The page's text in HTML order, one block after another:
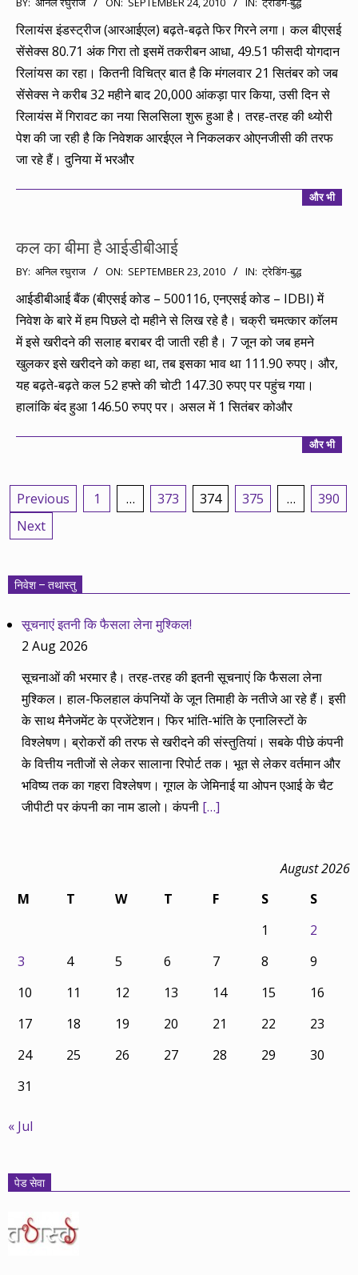
09-
24
BY: अनिल रघुराज ON: SEPTEMBER 24, 2010 IN: ट्रेडिंग-बुद्ध
रिलायंस इंडस्ट्रीज (आरआईएल) बढ़ते-बढ़ते फिर गिरने लगा। कल बीएसई
सेंसेक्स 80.71 अंक गिरा तो इसमें तकरीबन आधा, 49.51 फीसदी योगदान
रिलांयस का रहा। कितनी विचित्र बात है कि मंगलवार 21 सितंबर को जब
सेंसेक्स ने करीब 32 महीने बाद 20,000 आंकड़ा पार किया, उसी दिन से
रिलायंस में गिरावट का नया सिलसिला शुरू हुआ है। तरह-तरह की थ्योरी
पेश की जा रही है कि निवेशक आरईएल ने निकलकर ओएनजीसी की तरफ
जा रहे हैं। दुनिया में भरऔर
और भी
कल का बीमा है आईडीबीआई
2010-
09-
23
BY: अनिल रघुराज ON: SEPTEMBER 23, 2010 IN: ट्रेडिंग-बुद्ध
आईडीबीआई बैंक (बीएसई कोड – 500116, एनएसई कोड – IDBI) में
निवेश के बारे में हम पिछले दो महीने से लिख रहे है। चक्री चमत्कार कॉलम
में इसे खरीदने की सलाह बराबर दी जाती रही है। 7 जून को जब हमने
खुलकर इसे खरीदने को कहा था, तब इसका भाव था 111.90 रुपए। और,
यह बढ़ते-बढ़ते कल 52 हफ्ते की चोटी 147.30 रुपए पर पहुंच गया।
हालांकि बंद हुआ 146.50 रुपए पर। असल में 1 सितंबर कोऔर
और भी
Posts
pagination
Previous 1 … 373 374 375 …
390
Next
निवेश – तथास्तु
सूचनाएं इतनी कि फैसला लेना मुश्किल!
2 Aug 2026
सूचनाओं की भरमार है। तरह-तरह की इतनी सूचनाएं कि फैसला लेना
मुश्किल। हाल-फिलहाल कंपनियों के जून तिमाही के नतीजे आ रहे हैं। इसी
के साथ मैनेजमेंट के प्रजेंटेशन। फिर भांति-भांति के एनालिस्टों के
विश्लेषण। ब्रोकरों की तरफ से खरीदने की संस्तुतियां। सबके पीछे कंपनी
के वित्तीय नतीजों से लेकर सालाना रिपोर्ट तक। भूत से लेकर वर्तमान और
भविष्य तक का गहरा विश्लेषण। गूगल के जेमिनाई या ओपन एआई के चैट
जीपीटी पर कंपनी का नाम डालो। कंपनी […]
August 2026
M
T W T F S
S
1
2
3
4 5 6 7 8
9
10
11 12 13 14 15
16
17
18 19 20 21 22
23
24
25 26 27 28 29
30
31
« Jul
पेड सेवा